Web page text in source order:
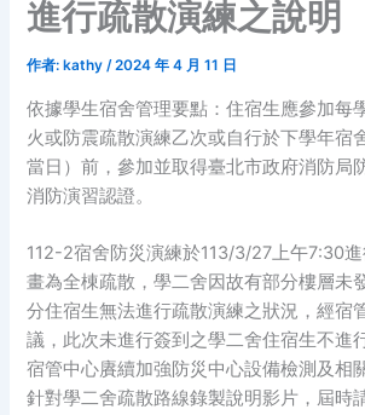
進行疏散演練之說明
作者: kathy/2024 年 4 月 11 日
依據學生宿舍管理要點：住宿生應參加每
火或防震疏散演練乙次或自行於下學年宿
當日）前，參加並取得臺北市政府消防局
消防演習認證。
112-2宿舍防災演練於113/3/27上午7:30
畫為全棟疏散，學二舍因故有部分樓層未
分住宿生無法進行疏散演練之狀況，經宿
議，此次未進行簽到之學二舍住宿生不進
宿管中心賡續加強防災中心設備檢測及相
針對學二舍疏散路線錄製說明影片，屆時